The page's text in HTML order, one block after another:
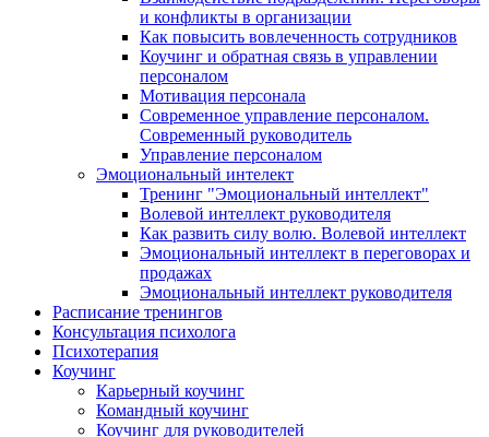
и конфликты в организации
Как повысить вовлеченность сотрудников
Коучинг и обратная связь в управлении
персоналом
Мотивация персонала
Современное управление персоналом.
Современный руководитель
Управление персоналом
Эмоциональный интелект
Тренинг "Эмоциональный интеллект"
Волевой интеллект руководителя
Как развить силу волю. Волевой интеллект
Эмоциональный интеллект в переговорах и
продажах
Эмоциональный интеллект руководителя
Расписание тренингов
Консультация психолога
Психотерапия
Коучинг
Карьерный коучинг
Командный коучинг
Коучинг для руководителей